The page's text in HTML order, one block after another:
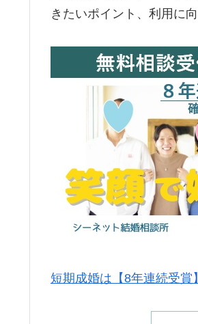
きたいポイント、利用に
短期成婚は【8年連続受